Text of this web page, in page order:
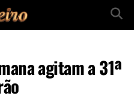
agitam a 31ª